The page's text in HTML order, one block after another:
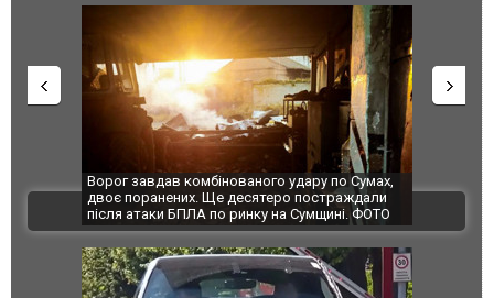
удару по Сумах,
десятеро постраждали
по ринку на Сумщині. ФОТО
За 2000 кілометрів від кордону з
Єкатеринбурзі після атаки дронів
склад Wildberries. ФОТО. ВІДЕО
ВІДЕО